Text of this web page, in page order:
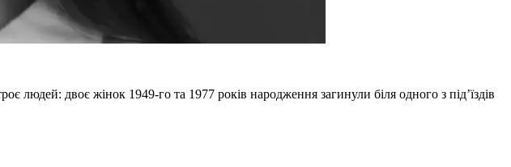
людей: двоє жінок 1949-го та 1977 років народження загинули біля одного з під’їздів